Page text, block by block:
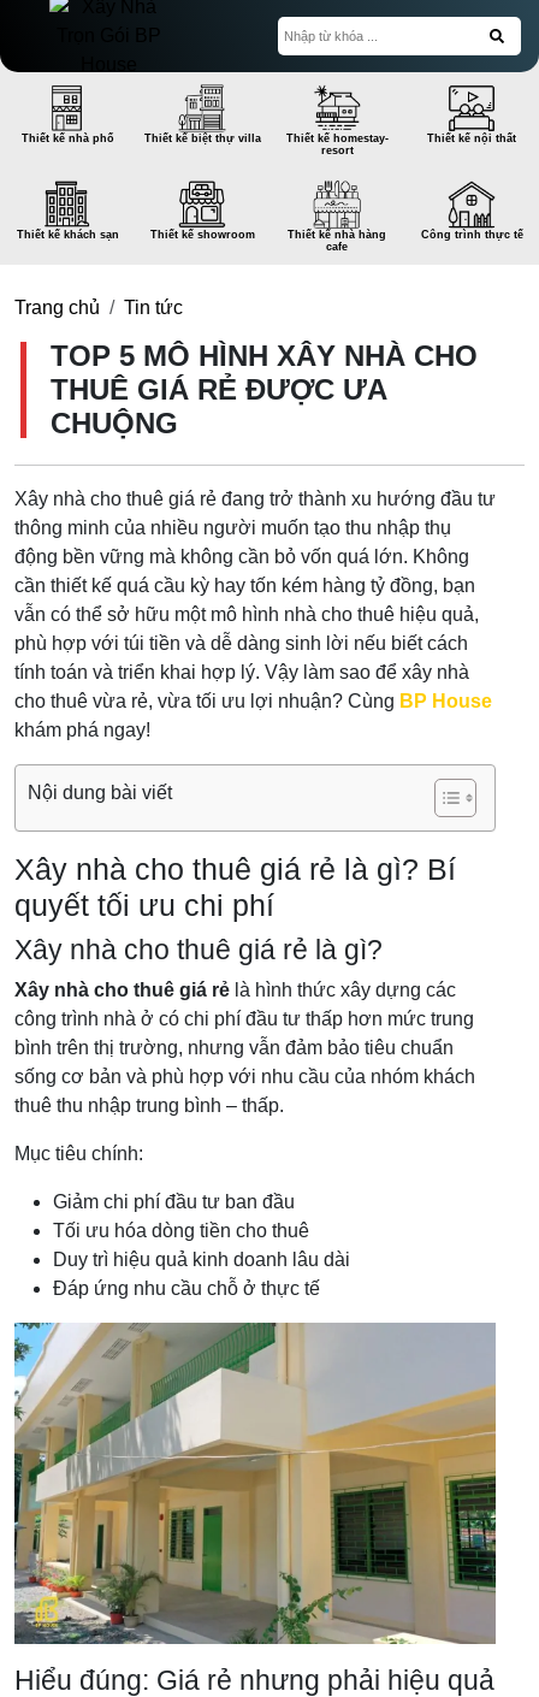
Thiết kế nhà phố Thiết kế biệt thự villa
Thiết kế homestay-
resort
Thiết kế nội thất
Thiết kế khách sạn Thiết kế showroom
Thiết kế nhà hàng
cafe
Công trình thực tế
Trang chủ Tin tức
TOP 5 MÔ HÌNH XÂY NHÀ CHO
THUÊ GIÁ RẺ ĐƯỢC ƯA
CHUỘNG
Xây nhà cho thuê giá rẻ đang trở thành xu hướng đầu tư
thông minh của nhiều người muốn tạo thu nhập thụ
động bền vững mà không cần bỏ vốn quá lớn. Không
cần thiết kế quá cầu kỳ hay tốn kém hàng tỷ đồng, bạn
vẫn có thể sở hữu một mô hình nhà cho thuê hiệu quả,
phù hợp với túi tiền và dễ dàng sinh lời nếu biết cách
tính toán và triển khai hợp lý. Vậy làm sao để xây nhà
cho thuê vừa rẻ, vừa tối ưu lợi nhuận? Cùng BP House
khám phá ngay!
Nội dung bài viết
Xây nhà cho thuê giá rẻ là gì? Bí
quyết tối ưu chi phí
Xây nhà cho thuê giá rẻ là gì?
Xây nhà cho thuê giá rẻ là hình thức xây dựng các
công trình nhà ở có chi phí đầu tư thấp hơn mức trung
bình trên thị trường, nhưng vẫn đảm bảo tiêu chuẩn
sống cơ bản và phù hợp với nhu cầu của nhóm khách
thuê thu nhập trung bình – thấp.
Mục tiêu chính:
Giảm chi phí đầu tư ban đầu
Tối ưu hóa dòng tiền cho thuê
Duy trì hiệu quả kinh doanh lâu dài
Đáp ứng nhu cầu chỗ ở thực tế
Hiểu đúng: Giá rẻ nhưng phải hiệu quả